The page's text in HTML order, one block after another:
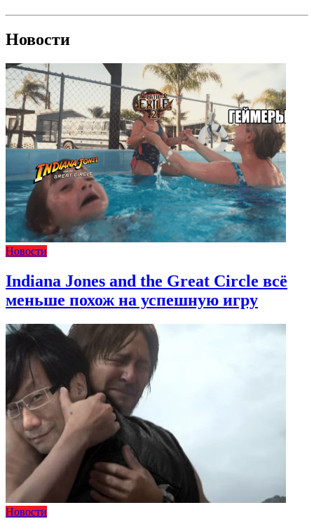
Новости
Новости
Indiana Jones and the Great Circle всё
меньше похож на успешную игру
Новости